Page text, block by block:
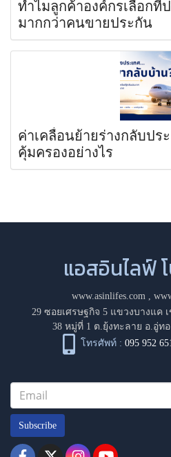
ทำไมลูกค้าองค์กรเลือกที่
มากกว่าคนขายประกัน
ค่าเคลื่อนย้ายร่างกลับปร
คุ้มครองอย่างไร
แอสอินไลฟ์
www.asinlifes.com,
29 ซอยเศรษฐกิจ 5 แขวงบางแค
38 หมู่ที่ 1 ต.ยุ้งทะลาย อ.อู่ท
โทรศัพท์ : 095 952
Subscribe